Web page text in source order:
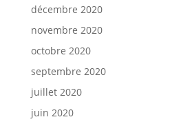
décembre 2020
novembre 2020
octobre 2020
septembre 2020
juillet 2020
juin 2020